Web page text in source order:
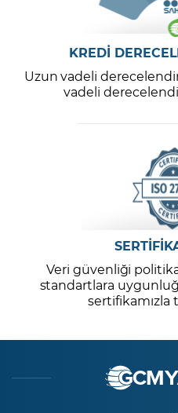
KREDİ
Uzun vadeli
vadeli
Veri güvenliği
standartlara
sertifikamızla